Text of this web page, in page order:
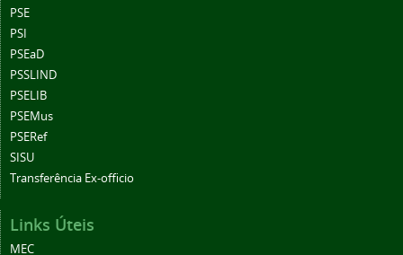
PSE
PSI
PSEaD
PSSLIND
PSELIB
PSEMus
PSERef
SISU
Transferência Ex-officio
Links Úteis
MEC